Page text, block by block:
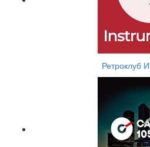
Ретроклуб